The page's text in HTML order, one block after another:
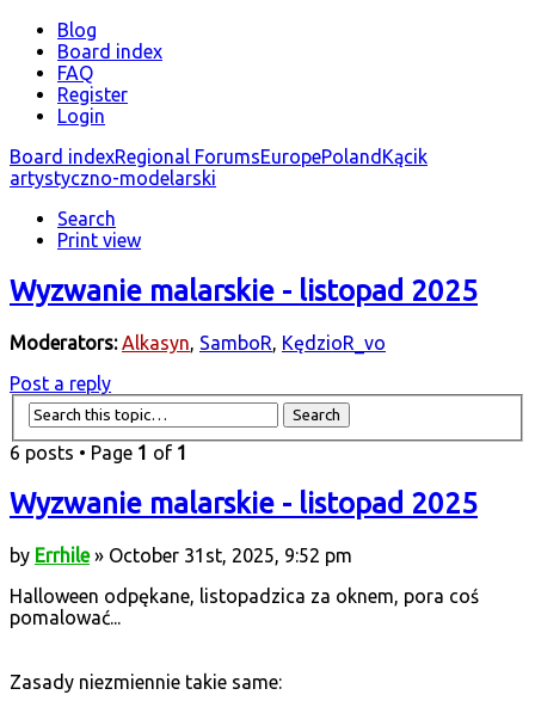
Blog
Board index
FAQ
Register
Login
Board indexRegional ForumsEuropePoland Kącik
artystyczno-modelarski
Search
Print view
Wyzwanie malarskie - listopad 2025
Moderators: Alkasyn, SamboR, KędzioR_vo
Post a reply
6 posts • Page 1 of 1
Wyzwanie malarskie - listopad 2025
by Errhile» October 31st, 2025, 9:52 pm
Halloween odpękane, listopadzica za oknem, pora coś
pomalować...
Zasady niezmiennie takie same: